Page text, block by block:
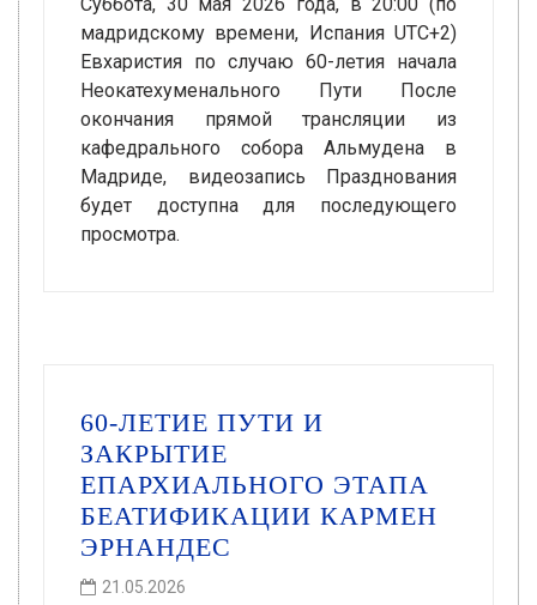
мадридскому времени, Испания UTC+2)
Евхаристия по случаю 60-летия начала
Неокатехуменального Пути После
окончания прямой трансляции из
кафедрального собора Альмудена в
Мадриде, видеозапись Празднования
будет доступна для последующего
просмотра.
60-ЛЕТИЕ ПУТИ И
ЗАКРЫТИЕ
ЕПАРХИАЛЬНОГО ЭТАПА
БЕАТИФИКАЦИИ КАРМЕН
ЭРНАНДЕС
21.05.2026